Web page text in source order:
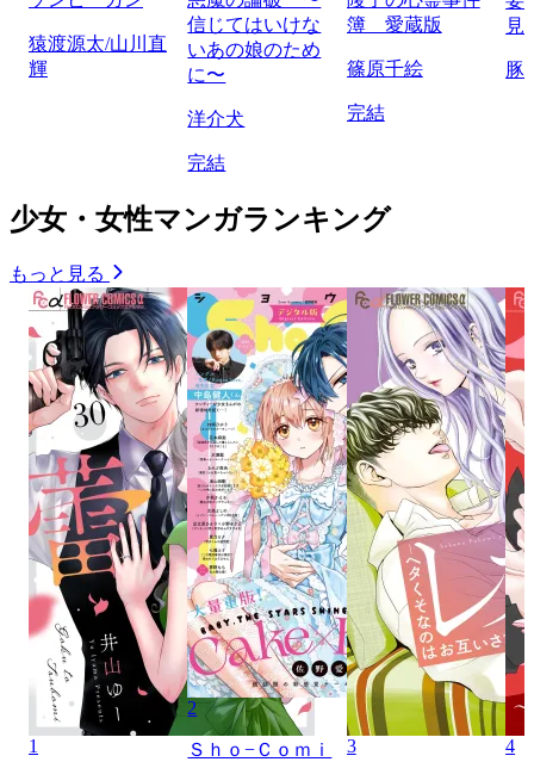
猿渡源太/山川直
輝
信じてはいけな
いあの娘のため
に〜
洋介犬
完結
簿 愛蔵版
篠原千絵
完結
見
豚
少女・女性マンガランキング
もっと見る
1
2
Ｓｈｏ−Ｃｏｍｉ
3 4